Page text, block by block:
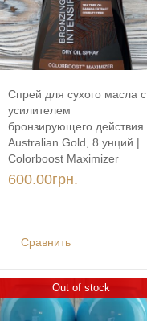
Спрей для сухого масла с
усилителем
бронзирующего действия
Australian Gold, 8 унций |
Colorboost Maximizer
600.00грн.
Сравнить
Out of stock